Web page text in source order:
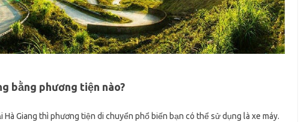
bằng phương tiện nào?
Giang thì phương tiện di chuyển phổ biến bạn có thể sử dụng là xe máy.